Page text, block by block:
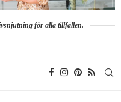
för alla tillfällen.